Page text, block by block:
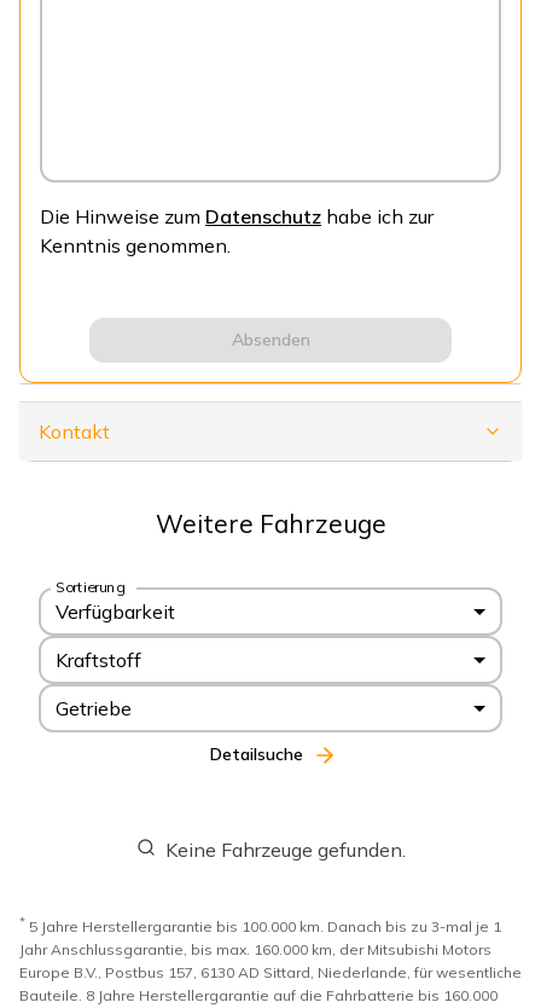
Die Hinweise zum Datenschutz habe ich zur
Kenntnis genommen.
Absenden
Kontakt
Weitere Fahrzeuge
Sortierung
Verfügbarkeit
Kraftstoff
Getriebe
Detailsuche
Keine Fahrzeuge gefunden.
* 5 Jahre Herstellergarantie bis 100.000 km. Danach bis zu 3-mal je 1
Jahr Anschlussgarantie, bis max. 160.000 km, der Mitsubishi Motors
Europe B.V., Postbus 157, 6130 AD Sittard, Niederlande, für wesentliche
Bauteile. 8 Jahre Herstellergarantie auf die Fahrbatterie bis 160.000